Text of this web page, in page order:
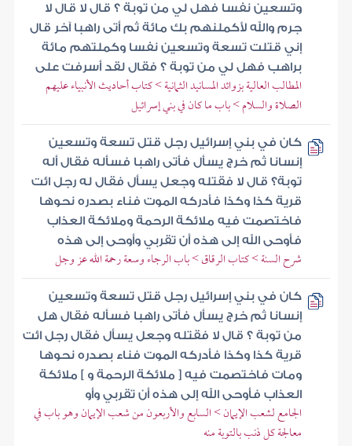
وتسعين نفسا فهل لي من توبة ؟ قال لا قال لا
جرم والله لأكملنهم بك مائة ثم أتى راهبا آخر قال
إني قتلت تسعة وتسعين نفسا وكملتهم مائة
براهب فهل لي من توبة ؟ فقال لقد أسرفت على
المطالب العالية بزوائد المسانيد الثمانية > كتاب أحاديث الأنبياء عليهم
الصلاة والسلام > باب ما كان في بني إسرائيل
كان في بني إسرائيل رجل قتل تسعة وتسعين
إنسانا ثم خرج يسأل فأتى راهبا فسأله فقال أله
توبة؟ قال لا فقتله وجعل يسأل فقال له رجل ائت
قرية كذا وكذا فأدركه الموت فناء بصدره نحوها
فاختصمت فيه ملائكة الرحمة وملائكة العذاب
فأوحى الله إلى هذه أن تقربي وأوحى إلى هذه
شرح السنة > كتاب الرقاق > باب الرجاء وسعة رحمة الله عز وجل
كان في بني إسرائيل رجل قتل تسعة وتسعين
إنسانا ثم خرج يسأل فأتى راهبا فسأله فقال هل
من توبة ؟ قال لا فقتله وجعل يسأل فقال رجل ائت
قرية كذا وكذا فأدركه الموت فناء بصدره نحوها
ومات فاختصمت فيه [ ملائكة الرحمة و ] ملائكة
العذاب فأوحى الله إلى هذه أن تقربي وأو
الجامع لشعب الإيمان > السابع والأربعون من شعب الإيمان وهو باب في
معالجة كل ذنب بالتوبة منه